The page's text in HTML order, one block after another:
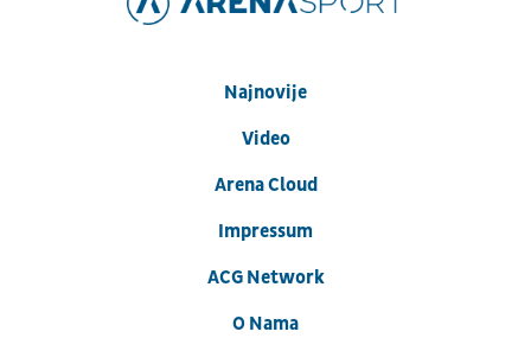
Najnovije
Video
Arena Cloud
Impressum
ACG Network
O Nama